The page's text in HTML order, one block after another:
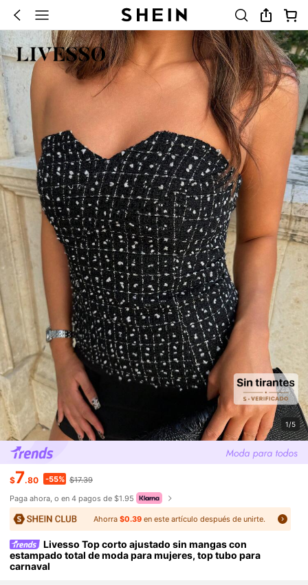
1/5
$7.80 -55% $17.39
Paga ahora, o en 4 pagos de $1.95
Ahorra $0.39en este artículo después de unirte.
Livesso Top corto ajustado sin mangas con
estampado total de moda para mujeres, top tubo para
carnaval